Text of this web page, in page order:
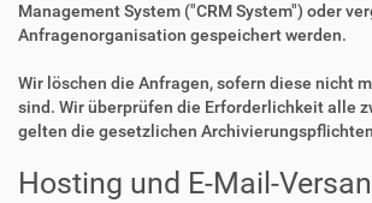
Management System ("CRM System") oder
Anfragenorganisation gespeichert werden.
Wir löschen die Anfragen, sofern diese nicht
sind. Wir überprüfen die Erforderlichkeit alle
gelten die gesetzlichen
Hosting und E-Mail-